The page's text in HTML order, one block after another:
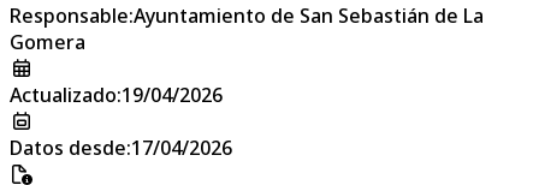
Responsable:Ayuntamiento de San Sebastián de La
Gomera
Actualizado:19/04/2026
Datos desde:17/04/2026